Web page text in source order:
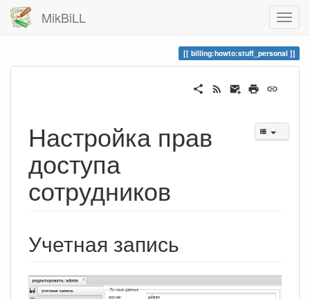
MikBiLL
billing:howto:stuff_personal
Настройка прав
доступа
сотрудников
Учетная запись